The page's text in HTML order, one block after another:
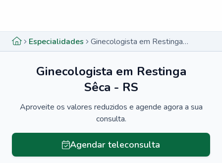
Especialidades Ginecologista em Restinga Sêca - RS
Ginecologista em Restinga
Sêca - RS
Aproveite os valores reduzidos e agende agora a sua
consulta.
Agendar teleconsulta